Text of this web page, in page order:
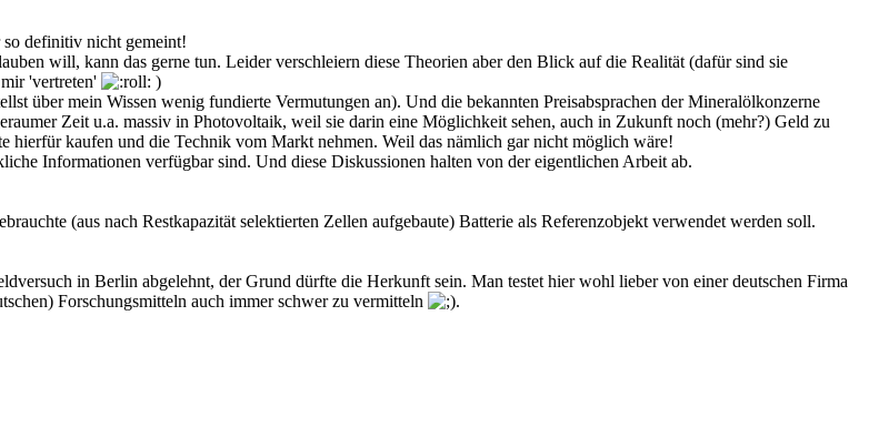
definitiv nicht gemeint!
will, kann das gerne tun. Leider verschleiern diese Theorien aber den Blick auf die Realität (dafür sind sie
'vertreten'
)
über mein Wissen wenig fundierte Vermutungen an). Und die bekannten Preisabsprachen der Mineralölkonzerne
Zeit u.a. massiv in Photovoltaik, weil sie darin eine Möglichkeit sehen, auch in Zukunft noch (mehr?) Geld zu
hierfür kaufen und die Technik vom Markt nehmen. Weil das nämlich gar nicht möglich wäre!
Informationen verfügbar sind. Und diese Diskussionen halten von der eigentlichen Arbeit ab.
(aus nach Restkapazität selektierten Zellen aufgebaute) Batterie als Referenzobjekt verwendet werden soll.
in Berlin abgelehnt, der Grund dürfte die Herkunft sein. Man testet hier wohl lieber von einer deutschen Firma
Forschungsmitteln auch immer schwer zu vermitteln
.